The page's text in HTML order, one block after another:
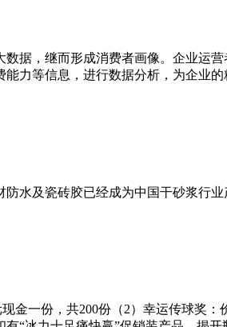
据，继而形成消费者画像。企业运
力等信息，进行数据分析，为企业
水及瓷砖胶已经成为中国干砂浆行业
金一份，共200份（2）幸运传球奖